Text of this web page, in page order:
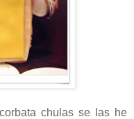
chulas se las he